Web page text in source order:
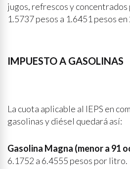
jugos, refrescos y
1.5737 pesos a 1.6451 pesos en
IMPUESTO A GASOLINAS
La cuota aplicable al IEPS en
gasolinas y diésel quedará así:
Gasolina Magna (menor a 91
6.1752 a 6.4555 pesos por litro.